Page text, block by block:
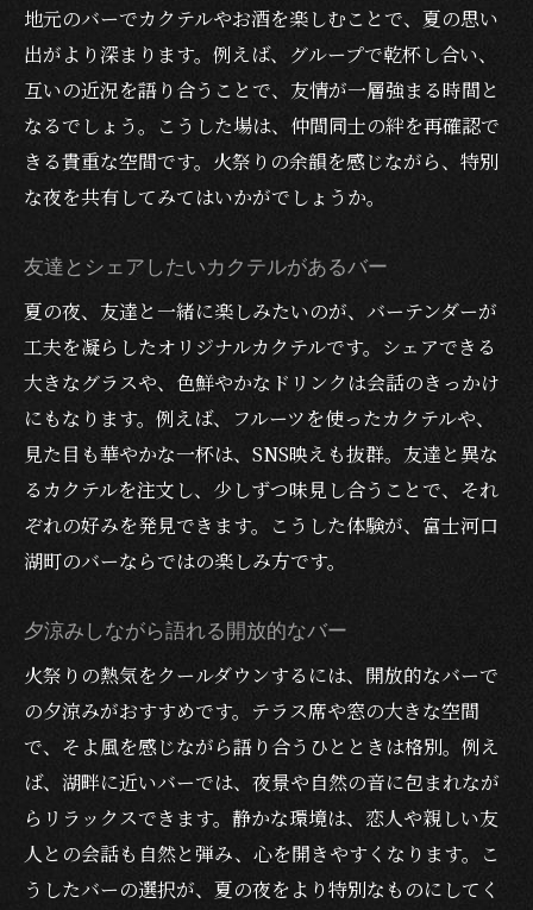
地元のバーでカクテルやお酒を楽しむことで、夏の思い
出がより深まります。例えば、グループで乾杯し合い、
互いの近況を語り合うことで、友情が一層強まる時間と
なるでしょう。こうした場は、仲間同士の絆を再確認で
きる貴重な空間です。火祭りの余韻を感じながら、特別
な夜を共有してみてはいかがでしょうか。
友達とシェアしたいカクテルがあるバー
夏の夜、友達と一緒に楽しみたいのが、バーテンダーが
工夫を凝らしたオリジナルカクテルです。シェアできる
大きなグラスや、色鮮やかなドリンクは会話のきっかけ
にもなります。例えば、フルーツを使ったカクテルや、
見た目も華やかな一杯は、SNS映えも抜群。友達と異な
るカクテルを注文し、少しずつ味見し合うことで、それ
ぞれの好みを発見できます。こうした体験が、富士河口
湖町のバーならではの楽しみ方です。
夕涼みしながら語れる開放的なバー
火祭りの熱気をクールダウンするには、開放的なバーで
の夕涼みがおすすめです。テラス席や窓の大きな空間
で、そよ風を感じながら語り合うひとときは格別。例え
ば、湖畔に近いバーでは、夜景や自然の音に包まれなが
らリラックスできます。静かな環境は、恋人や親しい友
人との会話も自然と弾み、心を開きやすくなります。こ
うしたバーの選択が、夏の夜をより特別なものにしてく